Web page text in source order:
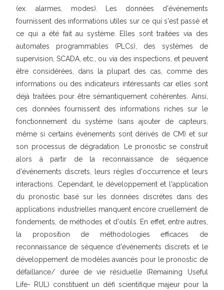
(ex. alarmes, modes). Les données d'événements
fournissent des informations utiles sur ce qui s'est passé et
ce qui a été fait au système. Elles sont traitées via des
automates programmables (PLCs), des systèmes de
supervision, SCADA, etc., ou via des inspections, et peuvent
être considérées, dans la plupart des cas, comme des
informations ou des indicateurs intéressants car elles sont
déjà traitées pour être sémantiquement cohérentes. Ainsi,
ces données fournissent des informations riches sur le
fonctionnement du système (sans ajouter de capteurs,
même si certains événements sont dérivés de CM) et sur
son processus de dégradation. Le pronostic se construit
alors à partir de la reconnaissance de séquence
d'événements discrets, leurs règles d'occurrence et leurs
interactions. Cependant, le développement et l'application
du pronostic basé sur les données discrètes dans des
applications industrielles manquent encore cruellement de
fondements, de méthodes et d'outils. En effet, entre autres,
la proposition de méthodologies efficaces de
reconnaissance de séquence d'événements discrets et le
développement de modèles avancés pour le pronostic de
défaillance/ durée de vie résiduelle (Remaining Useful
Life- RUL) constituent un défi scientifique majeur pour la